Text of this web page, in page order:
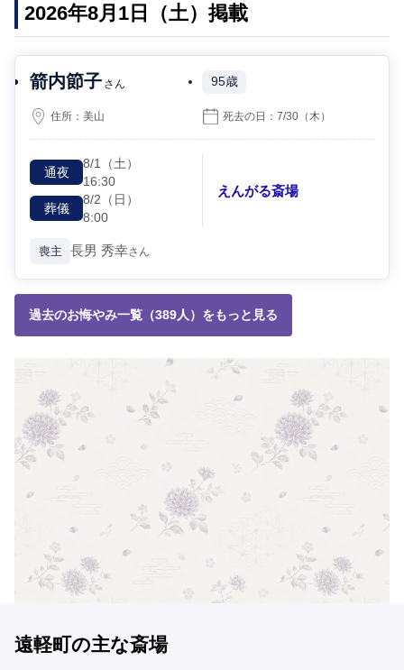
2026年8月1日（土）掲載
箭内節子 さん 95歳
住所：美山 死去の日：7/30 （木）
通夜
8/1 （土）
16:30
葬儀
8/2 （日）
8:00
えんがる斎場
喪主 長男 秀幸さん
過去のお悔やみ一覧（389人）をもっと見る
遠軽町の主な斎場